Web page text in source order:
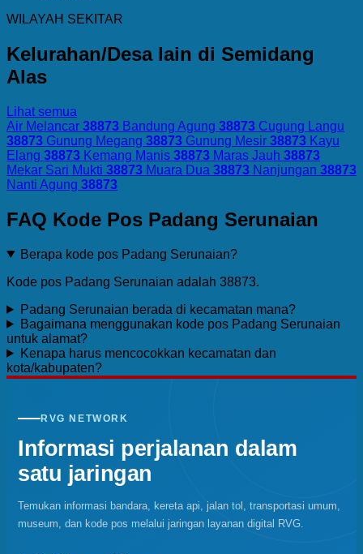
WILAYAH SEKITAR
Kelurahan/Desa lain di Semidang
Alas
Lihat semua
Air Melancar 38873 Bandung Agung 38873 Cugung Langu
38873 Gunung Megang 38873 Gunung Mesir 38873 Kayu
Elang 38873 Kemang Manis 38873 Maras Jauh 38873
Mekar Sari Mukti 38873 Muara Dua 38873 Nanjungan 38873
Nanti Agung 38873
FAQ Kode Pos Padang Serunaian
Berapa kode pos Padang Serunaian?
Kode pos Padang Serunaian adalah 38873.
Padang Serunaian berada di kecamatan mana?
Bagaimana menggunakan kode pos Padang Serunaian
untuk alamat?
Kenapa harus mencocokkan kecamatan dan
kota/kabupaten?
RVG NETWORK
Informasi perjalanan dalam
satu jaringan
Temukan informasi bandara, kereta api, jalan tol, transportasi umum,
museum, dan kode pos melalui jaringan layanan digital RVG.